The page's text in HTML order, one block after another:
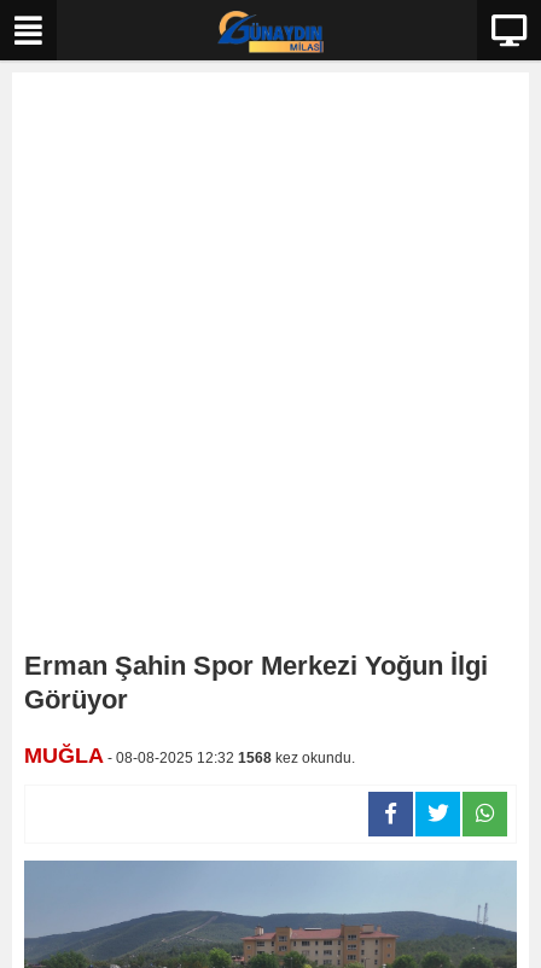
Erman Şahin Spor Merkezi Yoğun İlgi
Görüyor
MUĞLA - 08-08-2025 12:32 1568 kez okundu.